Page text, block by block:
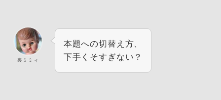
裏ミミィ
本題への切替え方、
下手くそすぎない？